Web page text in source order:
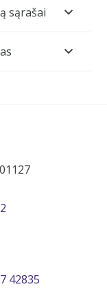
sąrašai
42835